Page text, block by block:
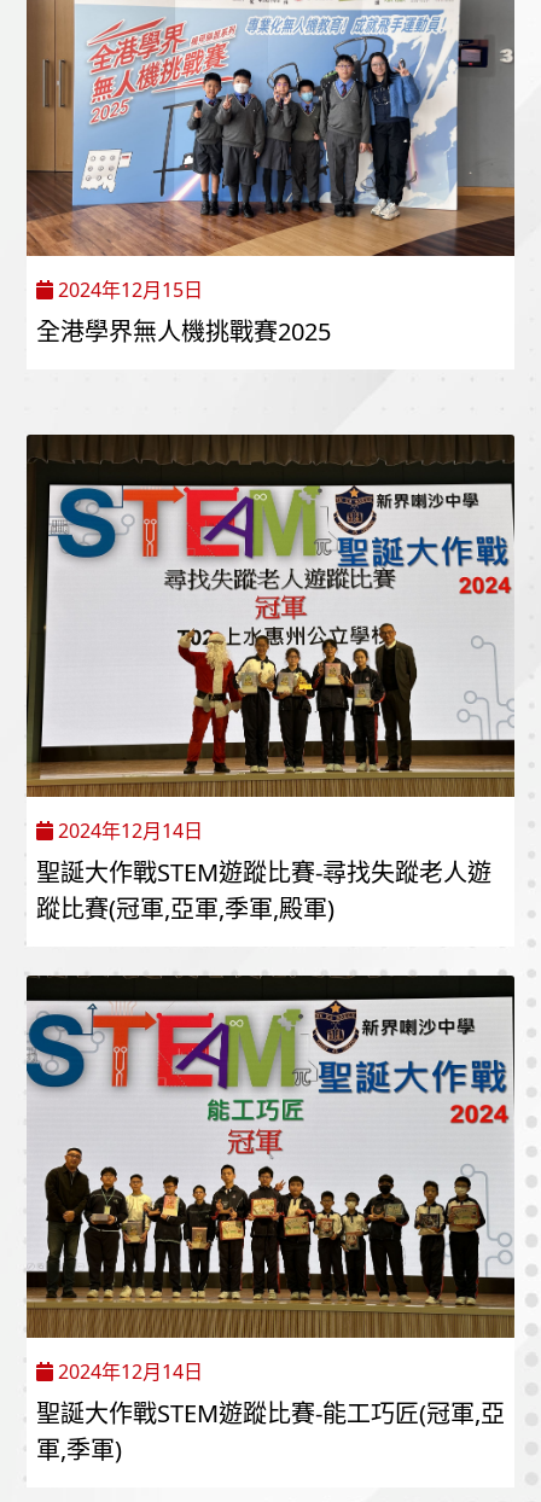
2024年12月15日
全港學界無人機挑戰賽2025
2024年12月14日
聖誕大作戰STEM遊蹤比賽-尋找失蹤老人遊
蹤比賽(冠軍,亞軍,季軍,殿軍)
2024年12月14日
聖誕大作戰STEM遊蹤比賽-能工巧匠(冠軍,亞
軍,季軍)